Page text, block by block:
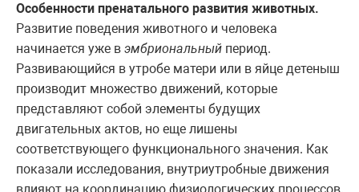
Особенности пренатального развития животных.
Развитие поведения животного и человека
начинается уже в эмбриональный период.
Развивающийся в утробе матери или в яйце детеныш
производит множество движений, которые
представляют собой элементы будущих
двигательных актов, но еще лишены
соответствующего функционального значения. Как
показали исследования, внутриутробные движения